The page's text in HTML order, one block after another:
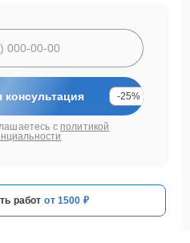
консультация -25%
с политикой
работ от 1500 ₽